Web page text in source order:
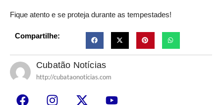
Fique atento e se proteja durante as tempestades!
Compartilhe:
Cubatão Notícias
http://cubataonoticias.com